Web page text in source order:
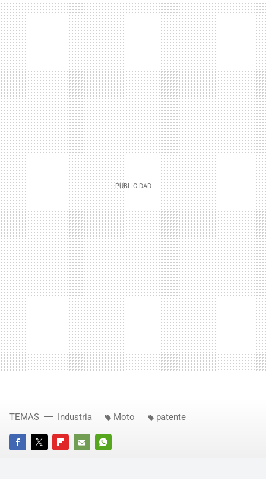
FACEBOOKTWITTERFLIPBOARD
E-
WHATSAPP
TEMAS Industria Moto patente